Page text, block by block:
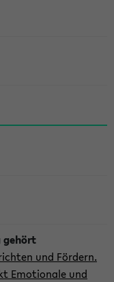
und Fördern.
Emotionale und